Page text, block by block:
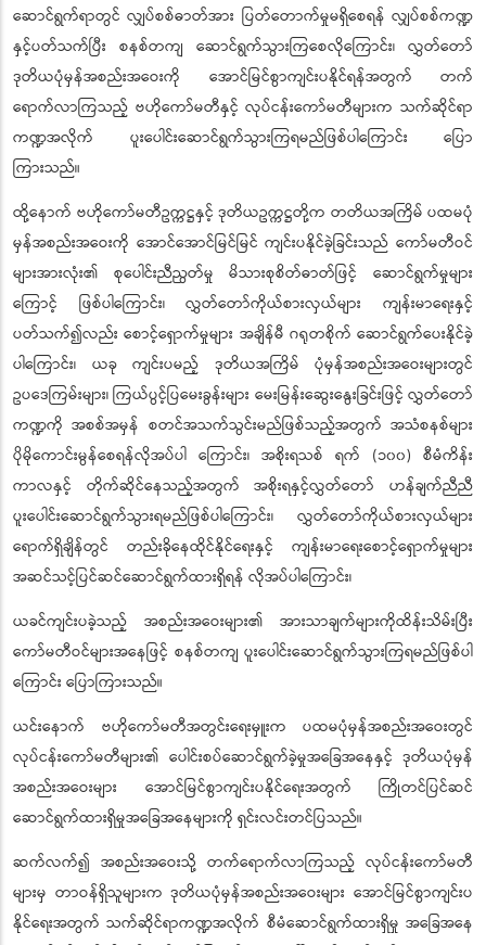
ဆောင်ရွက်ရာတွင် လျှပ်စစ်ဓာတ်အား ပြတ်တောက်မှုမရှိစေရန် လျှပ်စစ်ကဏ္ဍ
နှင့်ပတ်သက်ပြီး စနစ်တကျ ဆောင်ရွက်သွားကြစေလိုကြောင်း၊ လွှတ်တော်
ဒုတိယပုံမှန်အစည်းအဝေးကို အောင်မြင်စွာကျင်းပနိုင်ရန်အတွက် တက်
ရောက်လာကြသည့် ဗဟိုကော်မတီနှင့် လုပ်ငန်းကော်မတီများက သက်ဆိုင်ရာ
ကဏ္ဍအလိုက် ပူးပေါင်းဆောင်ရွက်သွားကြရမည်ဖြစ်ပါကြောင်း ပြော
ကြားသည်။
ထို့နောက် ဗဟိုကော်မတီဥက္ကဋ္ဌနှင့် ဒုတိယဥက္ကဋ္ဌတို့က တတိယအကြိမ် ပထမပုံ
မှန်အစည်းအဝေးကို အောင်အောင်မြင်မြင် ကျင်းပနိုင်ခဲ့ခြင်းသည် ကော်မတီဝင်
များအားလုံး၏ စုပေါင်းညီညွတ်မှု မိသားစုစိတ်ဓာတ်ဖြင့် ဆောင်ရွက်မှုများ
ကြောင့် ဖြစ်ပါကြောင်း၊ လွှတ်တော်ကိုယ်စားလှယ်များ ကျန်းမာရေးနှင့်
ပတ်သက်၍လည်း စောင့်ရှောက်မှုများ အချိန်မီ ဂရုတစိုက် ဆောင်ရွက်ပေးနိုင်ခဲ့
ပါကြောင်း၊ ယခု ကျင်းပမည့် ဒုတိယအကြိမ် ပုံမှန်အစည်းအဝေးများတွင်
ဥပဒေကြမ်းများ၊ ကြယ်ပွင့်ပြမေးခွန်းများ မေးမြန်းဆွေးနွေးခြင်းဖြင့် လွှတ်တော်
ကဏ္ဍကို အစစ်အမှန် စတင်အသက်သွင်းမည်ဖြစ်သည့်အတွက် အသံစနစ်များ
ပိုမိုကောင်းမွန်စေရန်လိုအပ်ပါ ကြောင်း၊ အစိုးရသစ် ရက် (၁၀၀) စီမံကိန်း
ကာလနှင့် တိုက်ဆိုင်နေသည့်အတွက် အစိုးရနှင့်လွှတ်တော် ဟန်ချက်ညီညီ
ပူးပေါင်းဆောင်ရွက်သွားရမည်ဖြစ်ပါကြောင်း၊ လွှတ်တော်ကိုယ်စားလှယ်များ
ရောက်ရှိချိန်တွင် တည်းခိုနေထိုင်နိုင်ရေးနှင့် ကျန်းမာရေးစောင့်ရှောက်မှုများ
အဆင်သင့်ပြင်ဆင်ဆောင်ရွက်ထားရှိရန် လိုအပ်ပါကြောင်း၊
ယခင်ကျင်းပခဲ့သည့် အစည်းအဝေးများ၏ အားသာချက်များကိုထိန်းသိမ်းပြီး
ကော်မတီဝင်များအနေဖြင့် စနစ်တကျ ပူးပေါင်းဆောင်ရွက်သွားကြရမည်ဖြစ်ပါ
ကြောင်း ပြောကြားသည်။
ယင်းနောက် ဗဟိုကော်မတီအတွင်းရေးမှူးက ပထမပုံမှန်အစည်းအဝေးတွင်
လုပ်ငန်းကော်မတီများ၏ ပေါင်းစပ်ဆောင်ရွက်ခဲ့မှုအခြေအနေနှင့် ဒုတိယပုံမှန်
အစည်းအဝေးများ အောင်မြင်စွာကျင်းပနိုင်ရေးအတွက် ကြိုတင်ပြင်ဆင်
ဆောင်ရွက်ထားရှိမှုအခြေအနေများကို ရှင်းလင်းတင်ပြသည်။
ဆက်လက်၍ အစည်းအဝေးသို့ တက်ရောက်လာကြသည့် လုပ်ငန်းကော်မတီ
များမှ တာဝန်ရှိသူများက ဒုတိယပုံမှန်အစည်းအဝေးများ အောင်မြင်စွာကျင်းပ
နိုင်ရေးအတွက် သက်ဆိုင်ရာကဏ္ဍအလိုက် စီမံဆောင်ရွက်ထားရှိမှု အခြေအနေ